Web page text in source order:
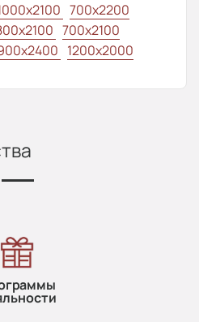
700x2200
700x2100
1200x2000